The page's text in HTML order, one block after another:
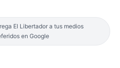
El Libertador a tus medios
en Google